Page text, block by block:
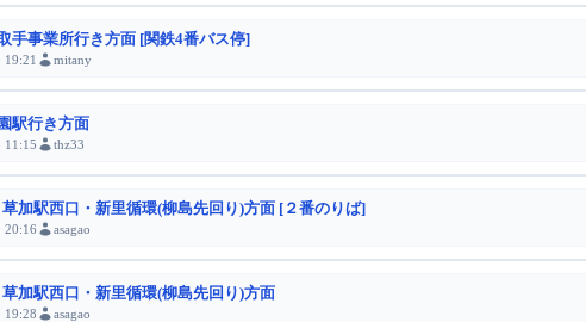
手事業所行き方面 [関鉄4番バス停]
19:21 mitany
駅行き方面
11:15 thz33
加駅西口・新里循環(柳島先回り)方面 [２番のりば]
20:16 asagao
加駅西口・新里循環(柳島先回り)方面
19:28 asagao